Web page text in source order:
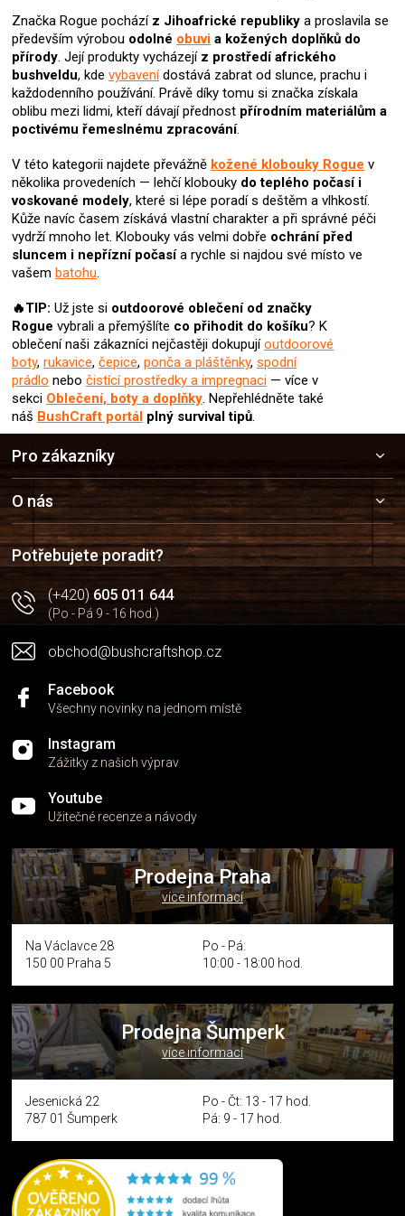
Značka Rogue pocházíz Jihoafrické republiky a proslavila se
především výrobou odolné obuvi a kožených doplňků do
přírody. Její produkty vycházejí z prostředí afrického
bushveldu, kde vybavenídostává zabrat od slunce, prachu i
každodenního používání. Právě díky tomu si značka získala
oblibu mezi lidmi, kteří dávají přednost přírodním materiálům a
poctivému řemeslnému zpracování.
V této kategorii najdete převážně kožené klobouky Rogue v
několika provedeních — lehčí klobouky do teplého počasí i
voskované modely, které si lépe poradí s deštěm a vlhkostí.
Kůže navíc časem získává vlastní charakter a při správné péči
vydrží mnoho let. Klobouky vás velmi dobře ochrání před
sluncem i nepřízní počasía rychle si najdou své místo ve
vašem batohu.
🔥TIP: Už jste si outdoorové oblečení od značky
Rogue vybrali a přemýšlíte co přihodit do košíku? K
oblečení naši zákazníci nejčastěji dokupujíoutdoorové
boty, rukavice, čepice, ponča a pláštěnky, spodní
prádlo nebo čistící prostředky a impregnaci — více v
sekci Oblečení, boty a doplňky. Nepřehlédněte také
náš BushCraft portál plný survival tipů.
a
t
í
Pro zákazníky
O nás
Potřebujete poradit?
(+420)605 011 644
(Po - Pá 9 - 16 hod.)
obchod@bushcraftshop.cz
Facebook
Všechny novinky na jednom místě
Instagram
Zážitky z našich výprav
Youtube
Užitečné recenze a návody
Prodejna Praha
více informací
Na Václavce 28
150 00 Praha 5
Po - Pá:
10:00 - 18:00 hod.
Prodejna Šumperk
více informací
Jesenická 22
787 01 Šumperk
Po - Čt: 13 - 17 hod.
Pá: 9 - 17 hod.